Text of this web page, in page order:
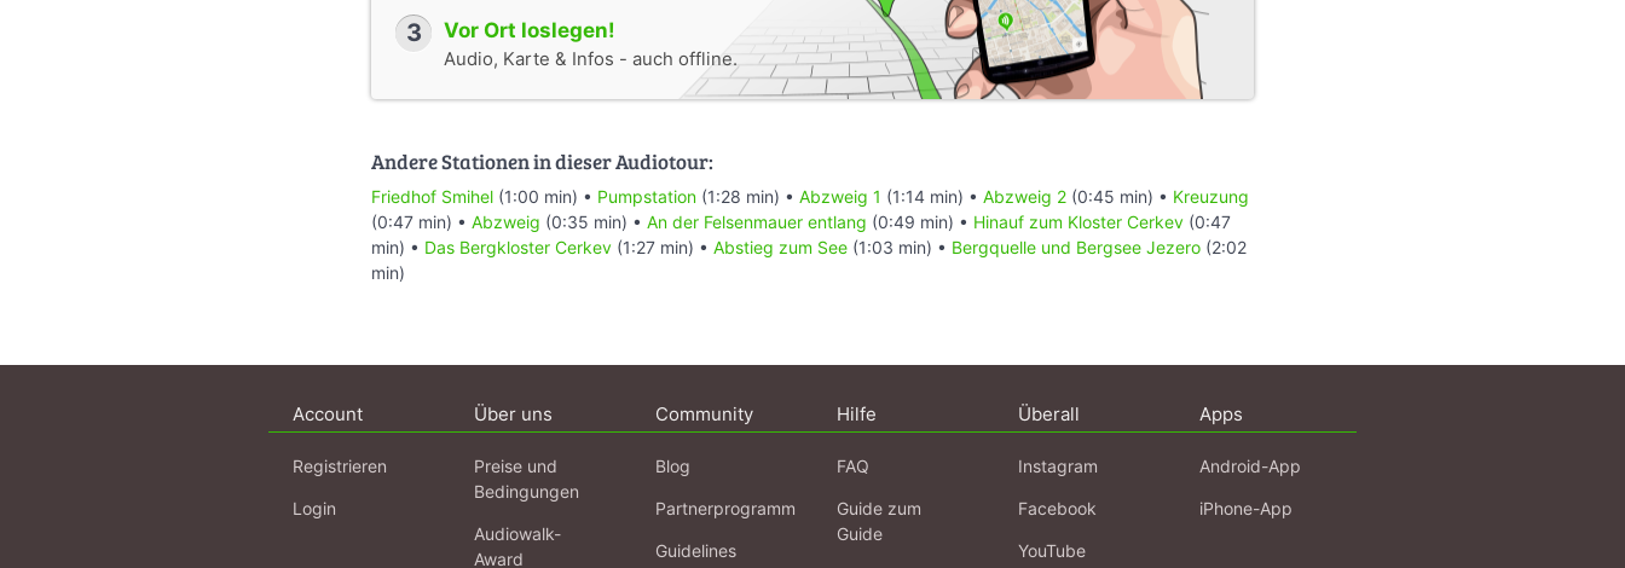
3 Vor Ort loslegen!
Audio, Karte & Infos - auch offline.
Andere Stationen in dieser Audiotour:
Friedhof Smihel (1:00 min) • Pumpstation (1:28 min) • Abzweig 1 (1:14 min) • Abzweig 2 (0:45 min) • Kreuzung
(0:47 min) • Abzweig (0:35 min) • An der Felsenmauer entlang (0:49 min) • Hinauf zum Kloster Cerkev (0:47
min) • Das Bergkloster Cerkev (1:27 min) • Abstieg zum See (1:03 min) • Bergquelle und Bergsee Jezero (2:02
min)
Account
Registrieren
Login
Über uns
Preise und
Bedingungen
Audiowalk-
Award
Community
Blog
Partnerprogramm
Guidelines
Hilfe
FAQ
Guide zum
Guide
Überall
Instagram
Facebook
YouTube
Apps
Android-App
iPhone-App